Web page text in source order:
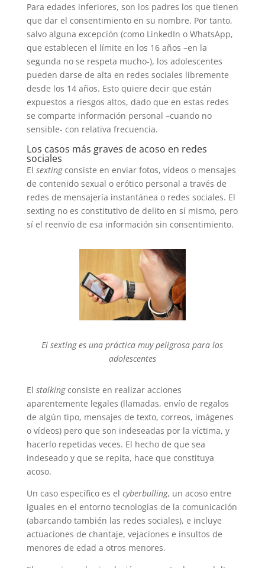
Para edades inferiores, son los padres los que tienen
que dar el consentimiento en su nombre. Por tanto,
salvo alguna excepción (como LinkedIn o WhatsApp,
que establecen el límite en los 16 años –en la
segunda no se respeta mucho-), los adolescentes
pueden darse de alta en redes sociales libremente
desde los 14 años. Esto quiere decir que están
expuestos a riesgos altos, dado que en estas redes
se comparte información personal –cuando no
sensible- con relativa frecuencia.
Los casos más graves de acoso en redes
sociales
El sextingconsiste en enviar fotos, vídeos o mensajes
de contenido sexual o erótico personal a través de
redes de mensajería instantánea o redes sociales. El
sexting no es constitutivo de delito en sí mismo, pero
sí el reenvío de esa información sin consentimiento.
El sexting es una práctica muy peligrosa para los
adolescentes
El stalkingconsiste en realizar acciones
aparentemente legales (llamadas, envío de regalos
de algún tipo, mensajes de texto, correos, imágenes
o vídeos) pero que son indeseadas por la víctima, y
hacerlo repetidas veces. El hecho de que sea
indeseado y que se repita, hace que constituya
acoso.
Un caso específico es el cyberbulling, un acoso entre
iguales en el entorno tecnologías de la comunicación
(abarcando también las redes sociales), e incluye
actuaciones de chantaje, vejaciones e insultos de
menores de edad a otros menores.